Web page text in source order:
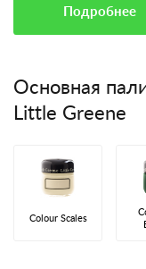
Подробнее
Основная
Little Greene
Colour Scales